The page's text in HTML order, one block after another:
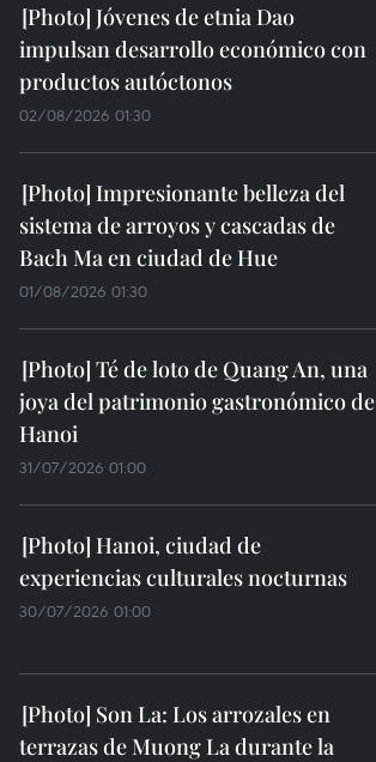
Jóvenes de etnia Dao
impulsan desarrollo económico con
productos autóctonos
02/08/2026 01:30
Impresionante belleza del
sistema de arroyos y cascadas de
Bach Ma en ciudad de Hue
01/08/2026 01:30
Té de loto de Quang An, una
joya del patrimonio gastronómico de
Hanoi
31/07/2026 01:00
Hanoi, ciudad de
experiencias culturales nocturnas
30/07/2026 01:00
Son La: Los arrozales en
terrazas de Muong La durante la